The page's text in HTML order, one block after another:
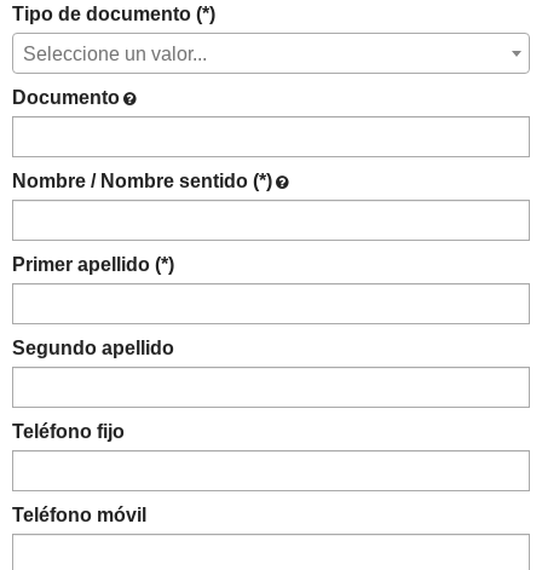
Tipo de documento (*)
Seleccione un valor...
Documento
Nombre / Nombre sentido (*)
Primer apellido (*)
Segundo apellido
Teléfono fijo
Teléfono móvil